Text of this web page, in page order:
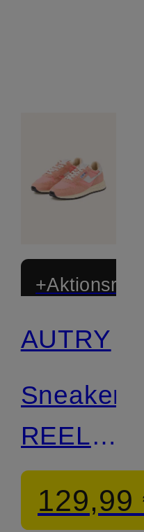
AUTRY
Sneaker
LOW
NC129,99